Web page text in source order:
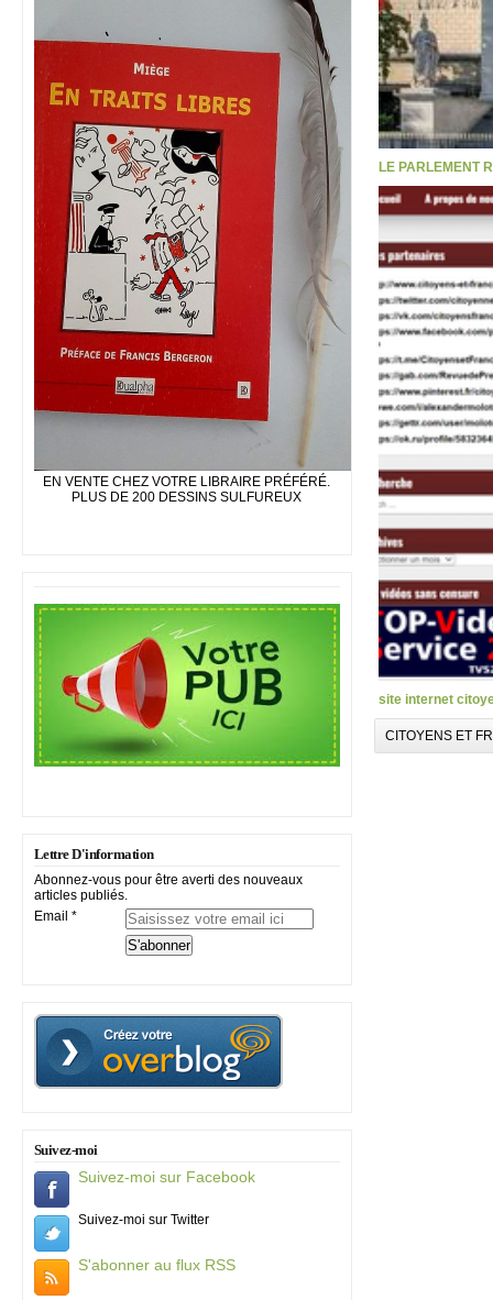
EN VENTE CHEZ VOTRE LIBRAIRE PRÉFÉRÉ.
PLUS DE 200 DESSINS SULFUREUX
Lettre D'information
Abonnez-vous pour être averti des nouveaux
articles publiés.
Email
Suivez-moi
Suivez-moi sur Facebook
Suivez-moi sur Twitter
S'abonner au flux RSS
LE PARLEMENT
site internet
CITOYENS ET